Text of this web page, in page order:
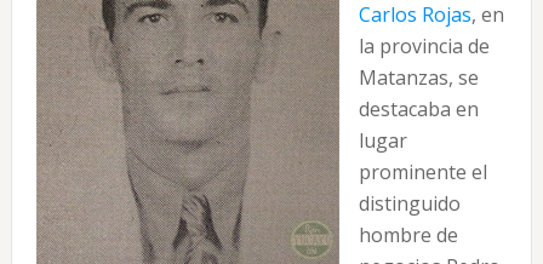
Carlos Rojas, en
la provincia de
Matanzas, se
destacaba en
lugar
prominente el
distinguido
hombre de